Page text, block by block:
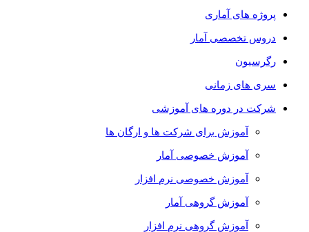
پروژه های آماری
دروس تخصصی آمار
رگرسیون
سری های زمانی
شرکت در دوره های آموزشی
آموزش برای شرکت ها و ارگان ها
آموزش خصوصی آمار
آموزش خصوصی نرم افزار
آموزش گروهی آمار
آموزش گروهی نرم افزار